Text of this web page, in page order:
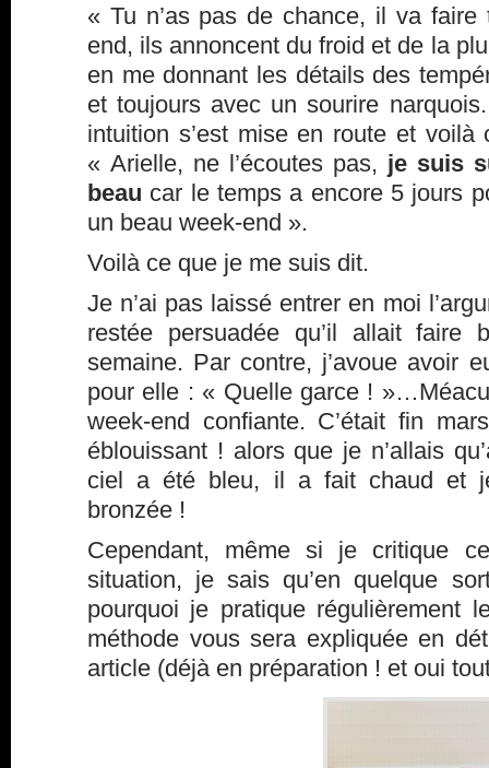
« Tu n’as pas de chance, il va
end, ils annoncent du froid et de la
en me donnant les détails des
et toujours avec un sourire
intuition s’est mise en route et
« Arielle, ne l’écoutes pas, je suis
beau car le temps a encore 5 jours
un beau week-end ».
Voilà ce que je me suis dit.
Je n’ai pas laissé entrer en moi
restée persuadée qu’il allait faire
semaine. Par contre, j’avoue avoir
pour elle : « Quelle garce !
week-end confiante. C’était fin
éblouissant ! alors que je n’allais
ciel a été bleu, il a fait chaud et
bronzée !
Cependant, même si je critique
situation, je sais qu’en quelque
pourquoi je pratique régulièrement
méthode vous sera expliquée en
article (déjà en préparation ! et oui